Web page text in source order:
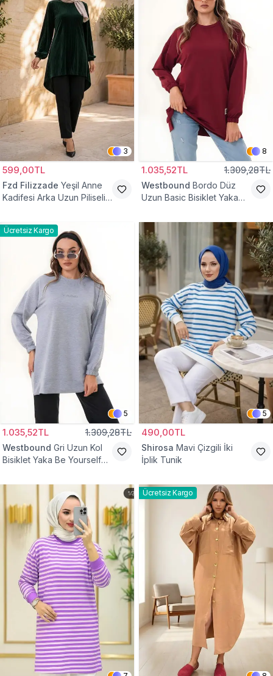
3
599,00TL
Fzd Filizzade Yeşil Anne
Kadifesi Arka Uzun Piliseli
8
1.035,52TL 1.309,28TL
Westbound Bordo Düz
Uzun Basic Bisiklet Yaka
Ücretsiz Kargo
5
1.035,52TL 1.309,28TL
Westbound Gri Uzun Kol
Bisiklet Yaka Be Yourself
5
490,00TL
Shirosa Mavi Çizgili İki
İplik Tunik
Ücretsiz Kargo